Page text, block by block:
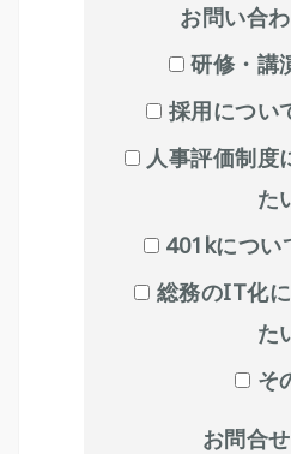
お問い合
研修・講
採用につい
人事評価制度
た
401kについ
総務のIT化
た
そ
お問合